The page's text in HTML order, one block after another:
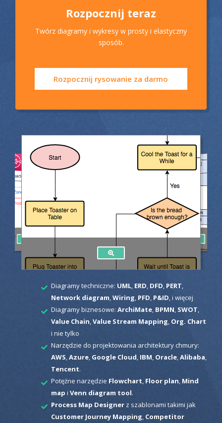
Rozpocznij teraz
Twórz diagramy i wykresy w prosty i elastyczny
sposób.
Rozpocznij rysowanie za darmo
Diagramy techniczne: UML, ERD DFD PERT
Network diagram Wiring PFD P&ID , i więcej
Diagramy biznesowe: ArchiMate, BPMN SWOT
Value Chain Value Stream Mapping Org. Chart
i nie tylko
Narzędzie do projektowania architektury chmury:
AWS Azure, Google Cloud IBM Oracle, Alibaba
Tencent.
Potężne narzędzie Flowchart Floor plan Mind
map i Venn diagram tool.
Process Map Designerz szablonami takimi jak
Customer Journey Mapping Competitor